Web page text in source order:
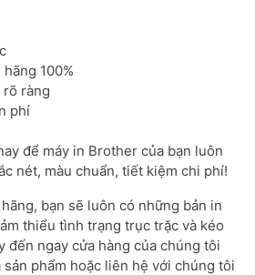
100%
rõ ràng
phí
để máy in Brother của bạn luôn
nét, màu chuẩn, tiết kiệm chi phí!
bạn sẽ luôn có những bản in
thiểu tình trạng trục trặc và kéo
đến ngay cửa hàng của chúng tôi
sản phẩm hoặc liên hệ với chúng tôi